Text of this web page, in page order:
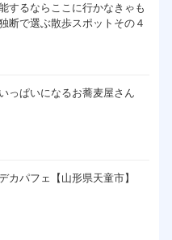
するならここに行かなきゃも
断で選ぶ散歩スポットその４
っぱいになるお蕎麦屋さん
カパフェ【山形県天童市】